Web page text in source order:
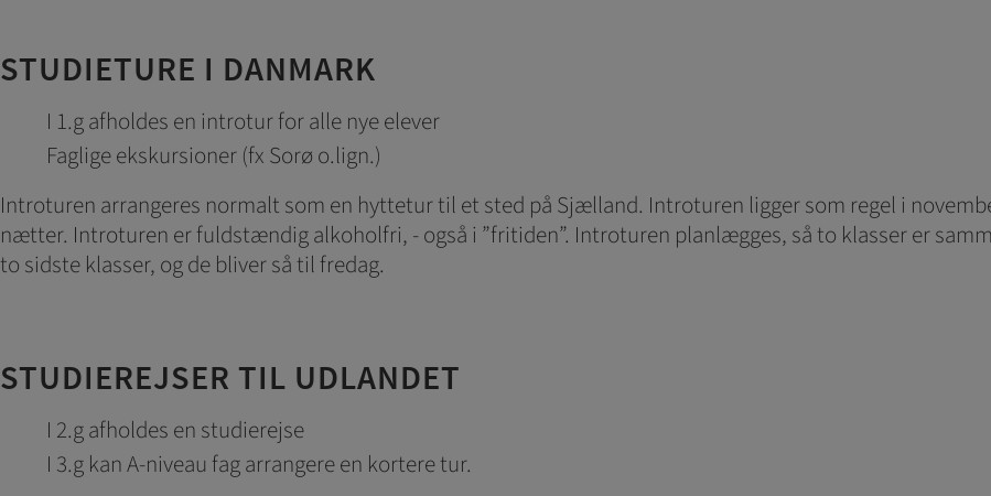
STUDIETURE I DANMARK
I 1.g afholdes en introtur for alle nye elever
Faglige ekskursioner (fx Sorø o.lign.)
Introturen arrangeres normalt som en hyttetur til et sted på Sjælland. Introturen ligger som regel i
nætter. Introturen er fuldstændig alkoholfri, - også i ”fritiden”. Introturen planlægges, så to klasser er
to sidste klasser, og de bliver så til fredag.
STUDIEREJSER TIL UDLANDET
I 2.g afholdes en studierejse
I 3.g kan A-niveau fag arrangere en kortere tur.